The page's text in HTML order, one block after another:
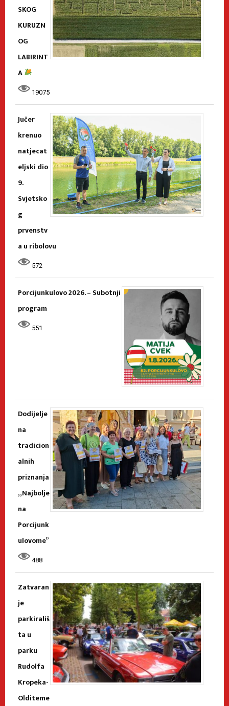
SKOG
KURUZN
OG
LABIRINT
A
19075
Jučer
krenuo
natjecat
eljski dio
9.
Svjetsko
g
prvenstv
a u ribolovu
572
Porcijunkulovo 2026. – Subotnji
program
551
Dodijelje
na
tradicion
alnih
priznanja
„Najbolje
na
Porcijunk
ulovome”
488
Zatvaran
je
parkirališ
ta u
parku
Rudolfa
Kropeka-
Olditeme